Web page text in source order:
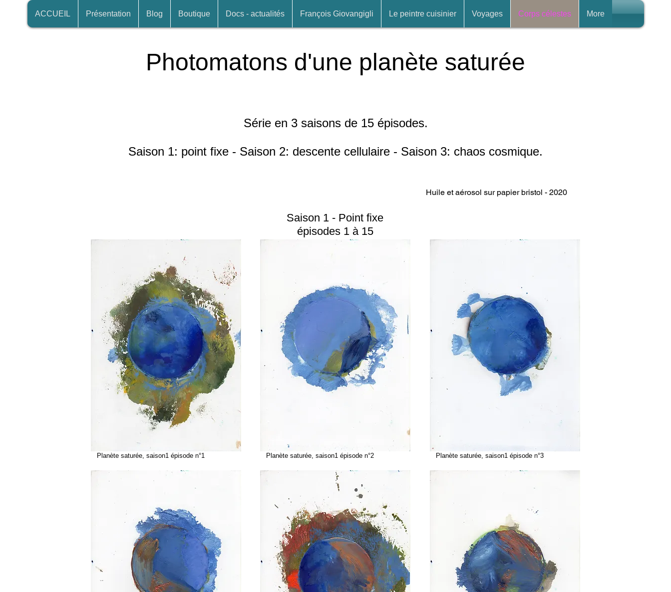
ACCUEIL Présentation Blog Boutique Docs - actualités François Giovangigli Le peintre cuisinier Voyages Corps célestes More
Photomatons d'une planète saturée
Série en 3 saisons de 15 épisodes.
Saison 1: point fixe - Saison 2: descente cellulaire - Saison 3: chaos cosmique.
Huile et aérosol sur papier bristol - 2020
Saison 1 - Point fixe
épisodes 1 à 15
Planète saturée, saison1 épisode n°1 Planète saturée, saison1 épisode n°2 Planète saturée, saison1 épisode n°3